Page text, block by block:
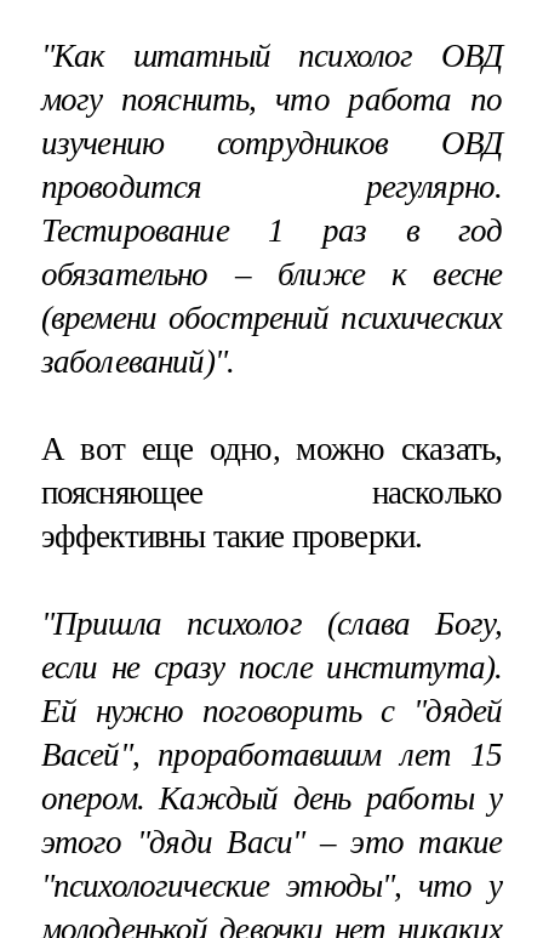
"Как штатный психолог ОВД
могу пояснить, что работа по
изучению сотрудников ОВД
проводится регулярно.
Тестирование 1 раз в год
обязательно – ближе к весне
(времени обострений психических
заболеваний)".
А вот еще одно, можно сказать,
поясняющее насколько
эффективны такие проверки.
"Пришла психолог (слава Богу,
если не сразу после института).
Ей нужно поговорить с "дядей
Васей", проработавшим лет 15
опером. Каждый день работы у
этого "дяди Васи" – это такие
"психологические этюды", что у
молоденькой девочки нет никаких